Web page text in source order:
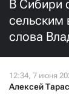
В Сибири
сельским
слова
Алексей